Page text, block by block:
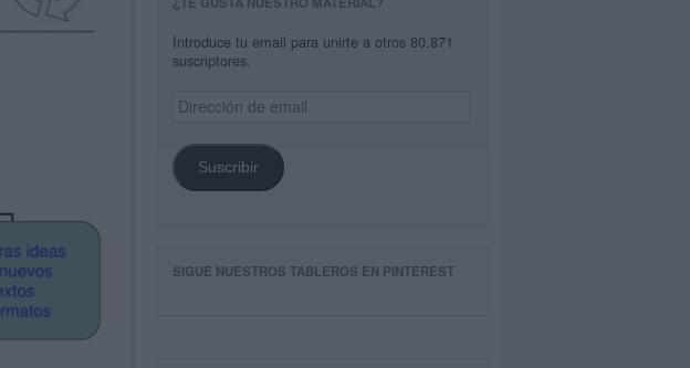
Introduce tu email para unirte a otros 80.871
suscriptores.
Dirección
de
Suscribir
SIGUE NUESTROS TABLEROS EN PINTEREST